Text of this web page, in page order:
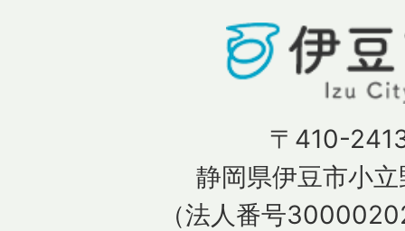
〒410-
静岡県伊豆市小
（法人番号